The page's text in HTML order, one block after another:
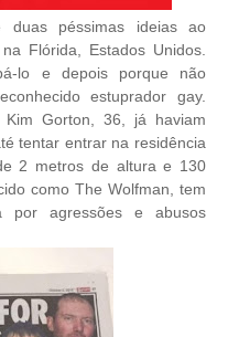
duas péssimas ideias ao
Flórida, Estados Unidos.
lo e depois porque não
estuprador gay.
Gorton, 36, já haviam
tentar entrar na residência
2 metros de altura e 130
como The Wolfman, tem
por agressões e abusos